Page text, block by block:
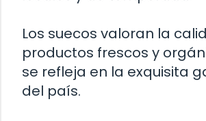
Los suecos valoran la
productos frescos y
se refleja en la exquisita
del país.